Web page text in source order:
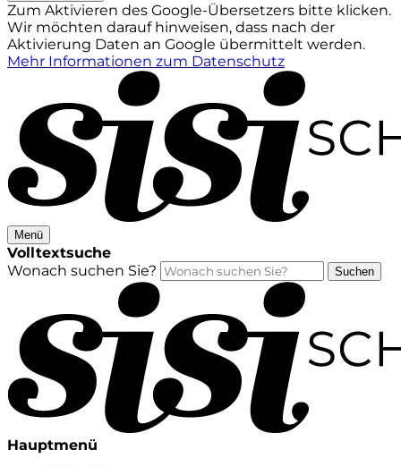
Zum Aktivieren des Google-Übersetzers bitte klicken.
Wir möchten darauf hinweisen, dass nach der
Aktivierung Daten an Google übermittelt werden.
Mehr Informationen zum Datenschutz
Menü
Volltextsuche
Wonach suchen Sie?
Suchen
Hauptmenü